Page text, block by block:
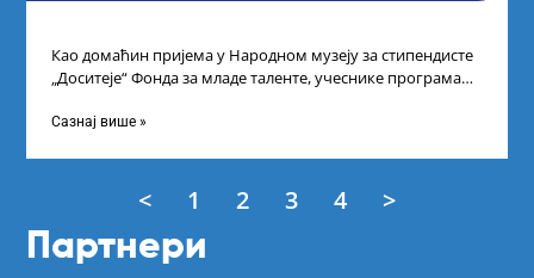
Као домаћин пријема у Народном музеју за стипендисте
„Доситеје“ Фонда за младе таленте, учеснике програма
Сазнај више »
< 1 2 3 4 >
Партнери